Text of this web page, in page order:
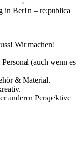
in Berlin – re:publica
Wir machen!
(auch wenn es
& Material.
anderen Perspektive